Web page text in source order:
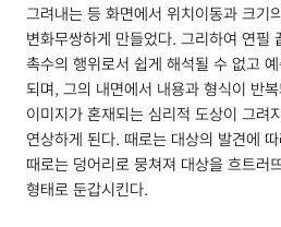
그려내는 등 화면에서 위치이동과 크기
변화무쌍하게 만들었다. 그리하여 연필
촉수의 행위로서 쉽게 해석될 수 없고
되며, 그의 내면에서 내용과 형식이 반
이미지가 혼재되는 심리적 도상이 그려
연상하게 된다. 때로는 대상의 발견에
때로는 덩어리로 뭉쳐져 대상을 흐트러
형태로 둔갑시킨다.